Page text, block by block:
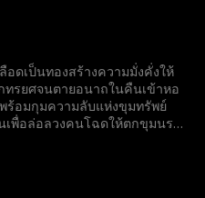
คยได้รับ พวกมันต้องชดใช้คืนให้
อดเป็นทองสร้างความมั่งคั่งให้
รยศจนตายอนาถในคืนเข้าหอ
ร้อมกุมความลับแห่งขุมทรัพย์
เพื่อล่อลวงคนโฉดให้ตกขุมนรก
คยได้รับ พวกมันต้องชดใช้คืนให้